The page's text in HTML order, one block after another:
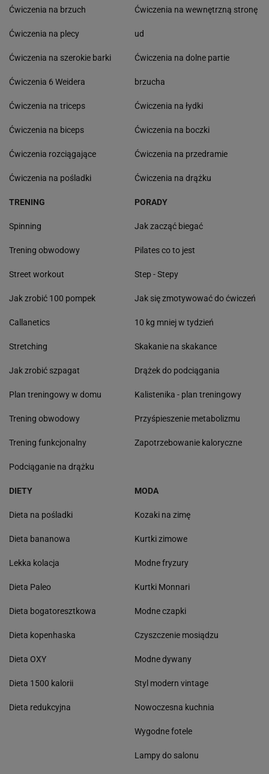
Ćwiczenia na brzuch
Ćwiczenia na plecy
Ćwiczenia na szerokie barki
Ćwiczenia 6 Weidera
Ćwiczenia na triceps
Ćwiczenia na biceps
Ćwiczenia rozciągające
Ćwiczenia na pośladki
Ćwiczenia na wewnętrzną stronę
ud
Ćwiczenia na dolne partie
brzucha
Ćwiczenia na łydki
Ćwiczenia na boczki
Ćwiczenia na przedramie
Ćwiczenia na drążku
TRENING
Spinning
Trening obwodowy
Street workout
Jak zrobić 100 pompek
Callanetics
Stretching
Jak zrobić szpagat
Plan treningowy w domu
Trening obwodowy
Trening funkcjonalny
Podciąganie na drążku
PORADY
Jak zacząć biegać
Pilates co to jest
Step - Stepy
Jak się zmotywować do ćwiczeń
10 kg mniej w tydzień
Skakanie na skakance
Drążek do podciągania
Kalistenika - plan treningowy
Przyśpieszenie metabolizmu
Zapotrzebowanie kaloryczne
DIETY
Dieta na pośladki
Dieta bananowa
Lekka kolacja
Dieta Paleo
Dieta bogatoresztkowa
Dieta kopenhaska
Dieta OXY
Dieta 1500 kalorii
Dieta redukcyjna
MODA
Kozaki na zimę
Kurtki zimowe
Modne fryzury
Kurtki Monnari
Modne czapki
Czyszczenie mosiądzu
Modne dywany
Styl modern vintage
Nowoczesna kuchnia
Wygodne fotele
Lampy do salonu